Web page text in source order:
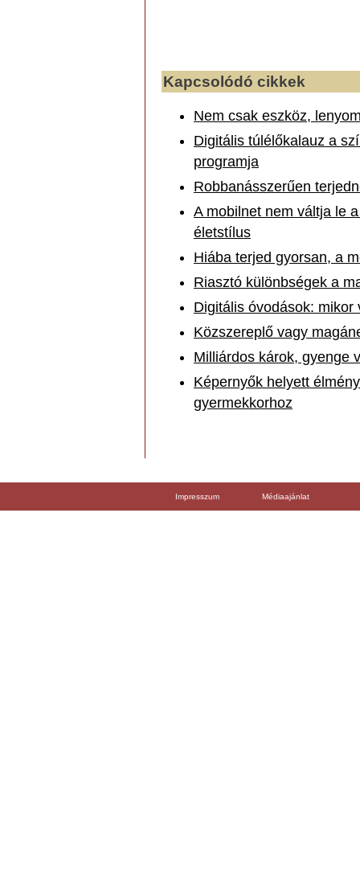
Kapcsolódó cikkek
Nem csak eszköz,
Digitális túlélőkalauz a
programja
Robbanásszerűen
A mobilnet nem váltja le
életstílus
Hiába terjed gyorsan, a
Riasztó különbségek a
Digitális óvodások:
Közszereplő vagy
Milliárdos károk, gyenge
Képernyők helyett
gyermekkorhoz
Impresszum Médiaajánlat